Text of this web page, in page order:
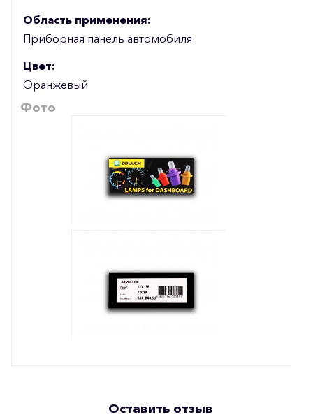
Область применения:
Приборная панель автомобиля
Цвет:
Оранжевый
Фото
Оставить отзыв